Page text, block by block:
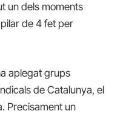
un dels moments
de 4 fet per
aplegat grups
de Catalunya, el
Precisament un